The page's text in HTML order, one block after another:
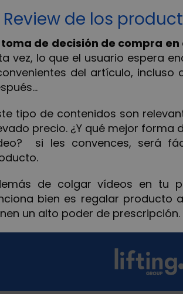
Review de los
toma de decisión de compra
vez, lo que el usuario espera
del artículo,
tipo de contenidos son
precio. ¿Y qué mejor
si les convences, será
de colgar vídeos en tu
bien es regalar producto
un alto poder de prescripción.